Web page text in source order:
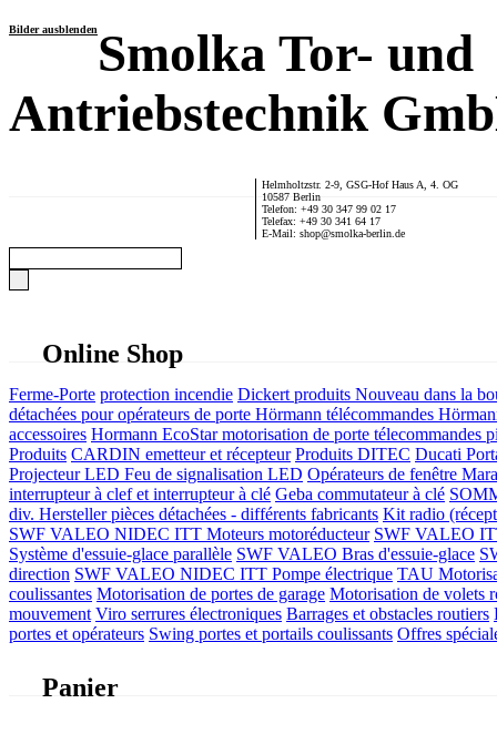
Bilder ausblendenSmolka Tor- und
Antriebstechnik
Helmholtzstr. 2-9, GSG-Hof Haus A, 4. OG
10587 Berlin
Telefon: +49 30 347 99 02 17
Telefax: +49 30 341 64 17
E-Mail: shop@smolka-berlin.de
Online Shop
Ferme-Porte protection incendie Dickert produits Nouveau dans la
détachées pour opérateurs de porte Hörmann télécommandes
accessoires Hormann EcoStar motorisation de porte télecommandes
Produits CARDIN emetteur et récepteur Produits DITEC Ducati
Projecteur LED Feu de signalisation LED Opérateurs de fenêtre
interrupteur à clef et interrupteur à clé Geba commutateur à clé
div. Herstellerpièces détachées - différents fabricants Kit radio
SWF VALEO NIDEC ITT Moteurs motoréducteur SWF VALEO
Système d'essuie-glace parallèle SWF VALEO Bras d'essuie-glace
direction SWF VALEO NIDEC ITT Pompe électrique TAU
coulissantes Motorisation de portes de garage Motorisation de volets
mouvement Viro serrures électroniques Barrages et obstacles routiers
portes et opérateurs Swing portes et portails coulissants Offres
Panier